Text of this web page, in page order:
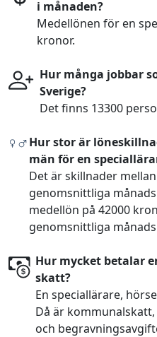
i månaden?
Medellönen för en
kronor.
Hur många jobbar
Sverige?
Det finns 13300
Hur stor är
män för en
Det är skillnader
genomsnittliga
medellön på 42000
genomsnittliga
Hur mycket betalar
skatt?
En speciallärare,
Då är
och